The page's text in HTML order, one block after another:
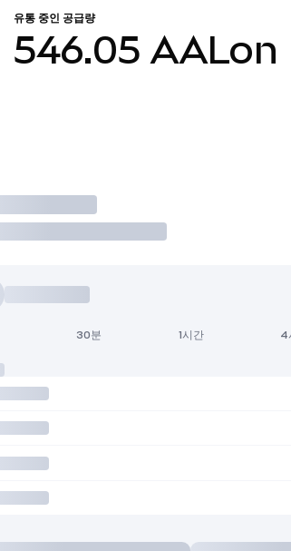
유통 중인 공급량
546.05 AALon
30분 1시간 4